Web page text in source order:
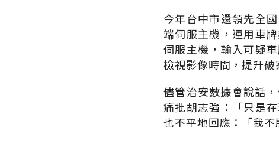
今年台中市還領先全
端伺服主機，運用車
伺服主機，輸入可疑
檢視影像時間，提升破
儘管治安數據會說話
痛批胡志強：「只是
也不平地回應：「我不